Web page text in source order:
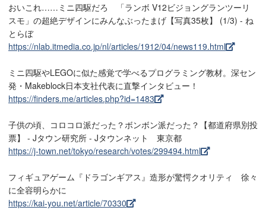
おいこれ……ミニ四駆だろ 「ランボ V12ビジョングランツーリ
スモ」の超絶デザインにみんなぶったまげ【写真35枚】 (1/3) - ね
とらぼ
https://nlab.itmedia.co.jp/nl/articles/1912/04/news119.html
ミニ四駆やLEGOに似た感覚で学べるプログラミング教材。深セン
発・Makeblock日本支社代表に直撃インタビュー！
https://finders.me/articles.php?id=1483
子供の頃、コロコロ派だった？ボンボン派だった？【都道府県別投
票】 - Jタウン研究所 - Jタウンネット 東京都
https://j-town.net/tokyo/research/votes/299494.html
フィギュアゲーム『ドラゴンギアス』造形が驚愕クオリティ 徐々
に全容明らかに
https://kai-you.net/article/70330